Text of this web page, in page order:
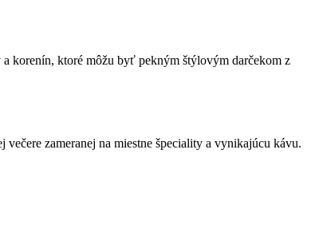
korenín, ktoré môžu byť pekným štýlovým darčekom z
zameranej na miestne špeciality a vynikajúcu kávu.